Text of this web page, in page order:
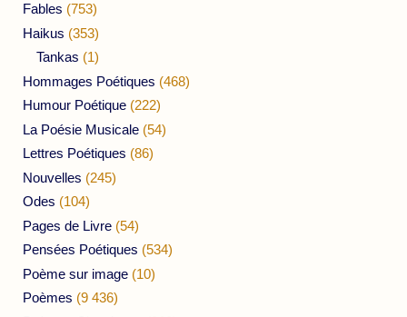
Fables (753)
Haikus (353)
Tankas (1)
Hommages Poétiques (468)
Humour Poétique (222)
La Poésie Musicale (54)
Lettres Poétiques (86)
Nouvelles (245)
Odes (104)
Pages de Livre (54)
Pensées Poétiques (534)
Poème sur image (10)
Poèmes (9 436)